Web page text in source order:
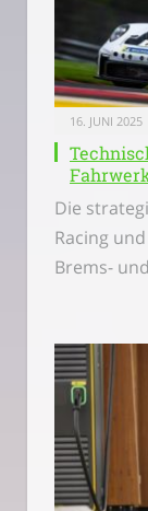
16. JUNI 2025
Die
Racing
Brems-